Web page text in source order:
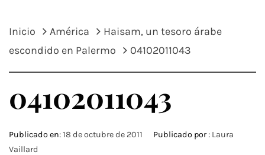
Inicio América
Haisam, un tesoro árabe
escondido en Palermo
04102011043
04102011043
Publicado en:18 de octubre de 2011 Publicado por : Laura
Vaillard